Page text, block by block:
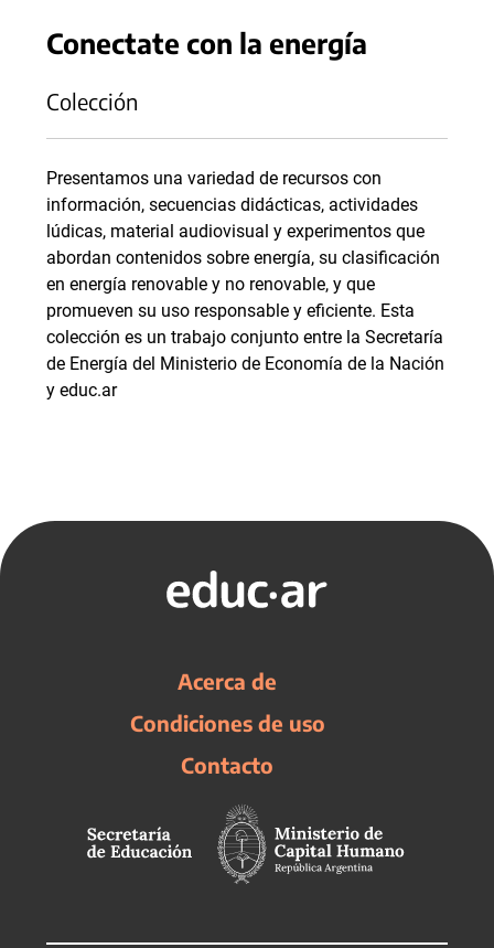
Conectate con la energía
Colección
Presentamos una variedad de recursos con
información, secuencias didácticas, actividades
lúdicas, material audiovisual y experimentos que
abordan contenidos sobre energía, su clasificación
en energía renovable y no renovable, y que
promueven su uso responsable y eficiente. Esta
colección es un trabajo conjunto entre la Secretaría
de Energía del Ministerio de Economía de la Nación
y educ.ar
Acerca de
Condiciones de uso
Contacto